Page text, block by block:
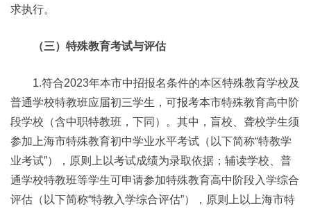
求执行。
（三）特殊教育考试与评估
1.符合2023年本市中招报名条件的本区特殊教育学校及
普通学校特教班应届初三学生，可报考本市特殊教育高中阶
段学校（含中职特教班，下同）。其中，盲校、聋校学生须
参加上海市特殊教育初中学业水平考试（以下简称“特教学
业考试”），原则上以考试成绩为录取依据；辅读学校、普
通学校特教班等学生可申请参加特殊教育高中阶段入学综合
评估（以下简称“特教入学综合评估”），原则上以上海市特